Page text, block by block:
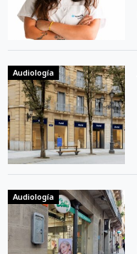
Audiología
Audiología